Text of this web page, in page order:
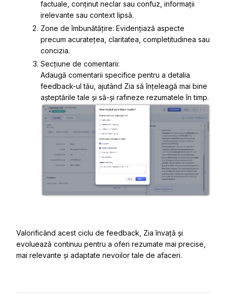
factuale, conținut neclar sau confuz, informații
irelevante sau context lipsă.
Zone de îmbunătățire: Evidențiază aspecte
precum acuratețea, claritatea, completitudinea sau
concizia.
Secțiune de comentarii:
Adaugă comentarii specifice pentru a detalia
feedback-ul tău, ajutând Zia să înțeleagă mai bine
așteptările tale și să-și rafineze rezumatele în timp.
Valorificând acest ciclu de feedback, Zia învață și
evoluează continuu pentru a oferi rezumate mai precise,
mai relevante și adaptate nevoilor tale de afaceri.